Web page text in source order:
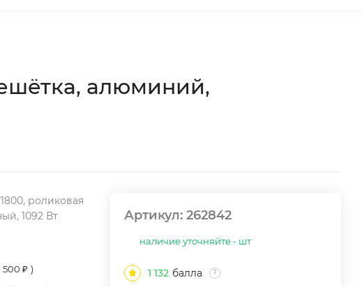
алюминий,
роликовая
1092 Вт
500 ₽ )
Артикул:262842
наличие уточняйте - шт
1 132 балла ?